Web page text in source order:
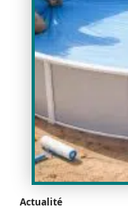
Actualité